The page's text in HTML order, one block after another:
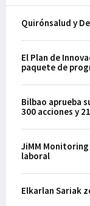
Quirónsalud y
El Plan de
paquete de
Bilbao aprueba
300 acciones y
JiMM
laboral
Elkarlan Sariak